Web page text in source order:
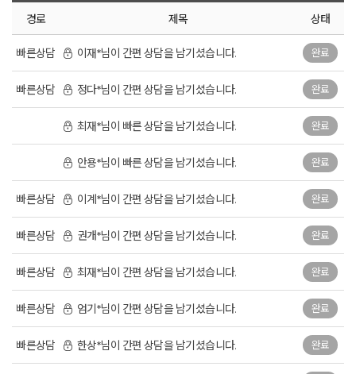
경로 제목 상태
빠른상담 이재*님이 간편 상담을 남기셨습니다. 완료
빠른상담 정다*님이 간편 상담을 남기셨습니다. 완료
최재*님이 빠른 상담을 남기셨습니다. 완료
안용*님이 빠른 상담을 남기셨습니다. 완료
빠른상담 이계*님이 간편 상담을 남기셨습니다. 완료
빠른상담 권개*님이 간편 상담을 남기셨습니다. 완료
빠른상담 최재*님이 간편 상담을 남기셨습니다. 완료
빠른상담 엄기*님이 간편 상담을 남기셨습니다. 완료
빠른상담 한상*님이 간편 상담을 남기셨습니다. 완료